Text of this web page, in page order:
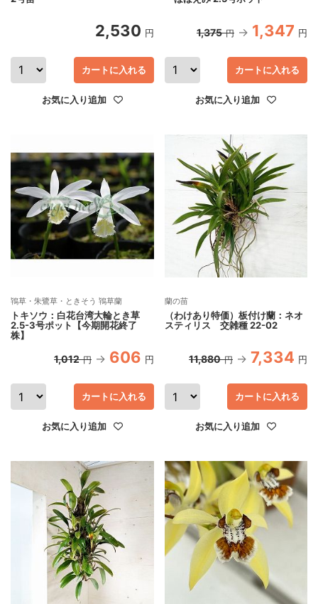
2,530 円
お気に入り追加
カートに入れる
1,375 円 1,347 円
お気に入り追加
カートに入れる
鴇草・朱鷺草・ときそう 鴇草蘭
トキソウ：白花台湾大輪とき草
2.5-3号ポット【今期開花終了
株】
1,012 円 606 円
お気に入り追加
カートに入れる
蘭の苗
（わけあり特価）板付け蘭：ネオ
スティリス 交雑種 22-02
11,880 円 7,334 円
お気に入り追加
カートに入れる